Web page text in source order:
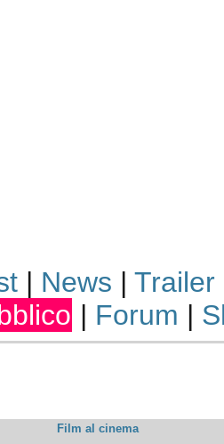
| News | Trailer
| Forum |
Film al cinema